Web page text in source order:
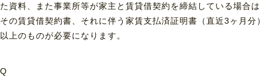
た資料、また事業所等が家主と賃貸借契約を締結している場合は
その賃貸借契約書、それに伴う家賃支払済証明書（直近3ヶ月分）
以上のものが必要になります。
Q